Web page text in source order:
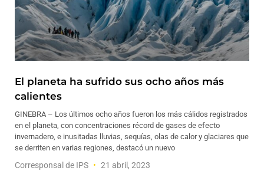
El planeta ha sufrido sus ocho años más
calientes
GINEBRA – Los últimos ocho años fueron los más cálidos registrados
en el planeta, con concentraciones récord de gases de efecto
invernadero, e inusitadas lluvias, sequías, olas de calor y glaciares que
se derriten en varias regiones, destacó un nuevo
Corresponsal de IPS 21 abril, 2023